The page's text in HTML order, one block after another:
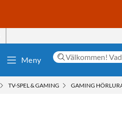
Meny
TV-SPEL & GAMING GAMING